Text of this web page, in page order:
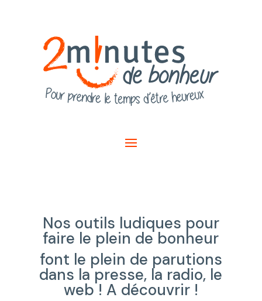
Nos outils ludiques pour
faire le plein de bonheur
font le plein de parutions
dans la presse, la radio, le
web ! A découvrir !